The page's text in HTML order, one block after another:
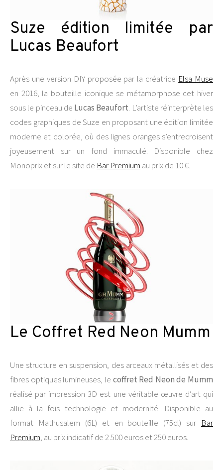
Suze édition limitée par
Lucas Beaufort
Après une version DIY proposée par la créatrice Elsa Muse
en 2016, la bouteille iconique se métamorphose cet hiver
sous le pinceau de Lucas Beaufort. L’artiste réinterprète les
codes graphiques de Suze en proposant une édition limitée
moderne et colorée, où des lignes oranges s’entrecroisent
joyeusement sur un fond immaculé. Disponible chez
Monoprix et sur le site de Bar Premium au prix de 10 €.
Le Coffret Red Neon Mumm
Une structure en suspension, des arceaux métallisés et des
fibres optiques lumineuses, le coffret Red Neon de Mumm
réalisé par impression 3D est une véritable œuvre d’art qui
allie à la fois technologie et modernité. Disponible au
format Mathusalem (6L) et en bouteille (75cl) sur Bar
Premium, au prix indicatif de 2 500 euros et 250 euros.